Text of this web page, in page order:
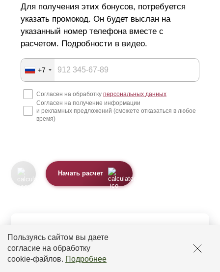
Пользуясь сайтом вы даете
согласие на обработку
cookie-файлов. Подробнее
Для получения этих бонусов, потребуется
указать промокод. Он будет выслан на
указанный номер телефона вместе с
расчетом. Подробности в видео.
+7
Согласен на обработку персональных данных
Согласен на получение информации
и рекламных предложений (сможете отказаться в любое
время)
Начать расчет
получить...